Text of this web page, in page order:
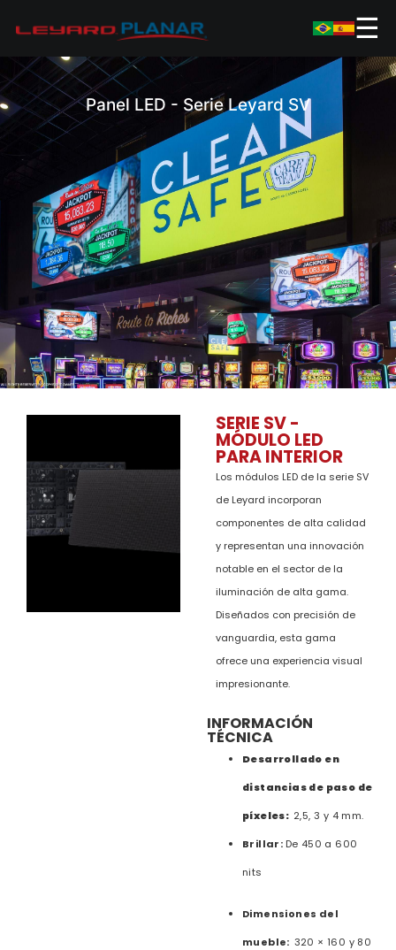
☰
Panel LED - Serie Leyard SV
SERIE SV -
MÓDULO LED
PARA INTERIOR
Los módulos LED de la serie SV
de Leyard incorporan
componentes de alta calidad
y representan una innovación
notable en el sector de la
iluminación de alta gama.
Diseñados con precisión de
vanguardia, esta gama
ofrece una experiencia visual
impresionante.
INFORMACIÓN
TÉCNICA
Desarrollado en
distancias de paso de
píxeles: 2,5, 3 y 4 mm.
Brillar: De 450 a 600
nits
Dimensiones del
mueble: 320 × 160 y 80